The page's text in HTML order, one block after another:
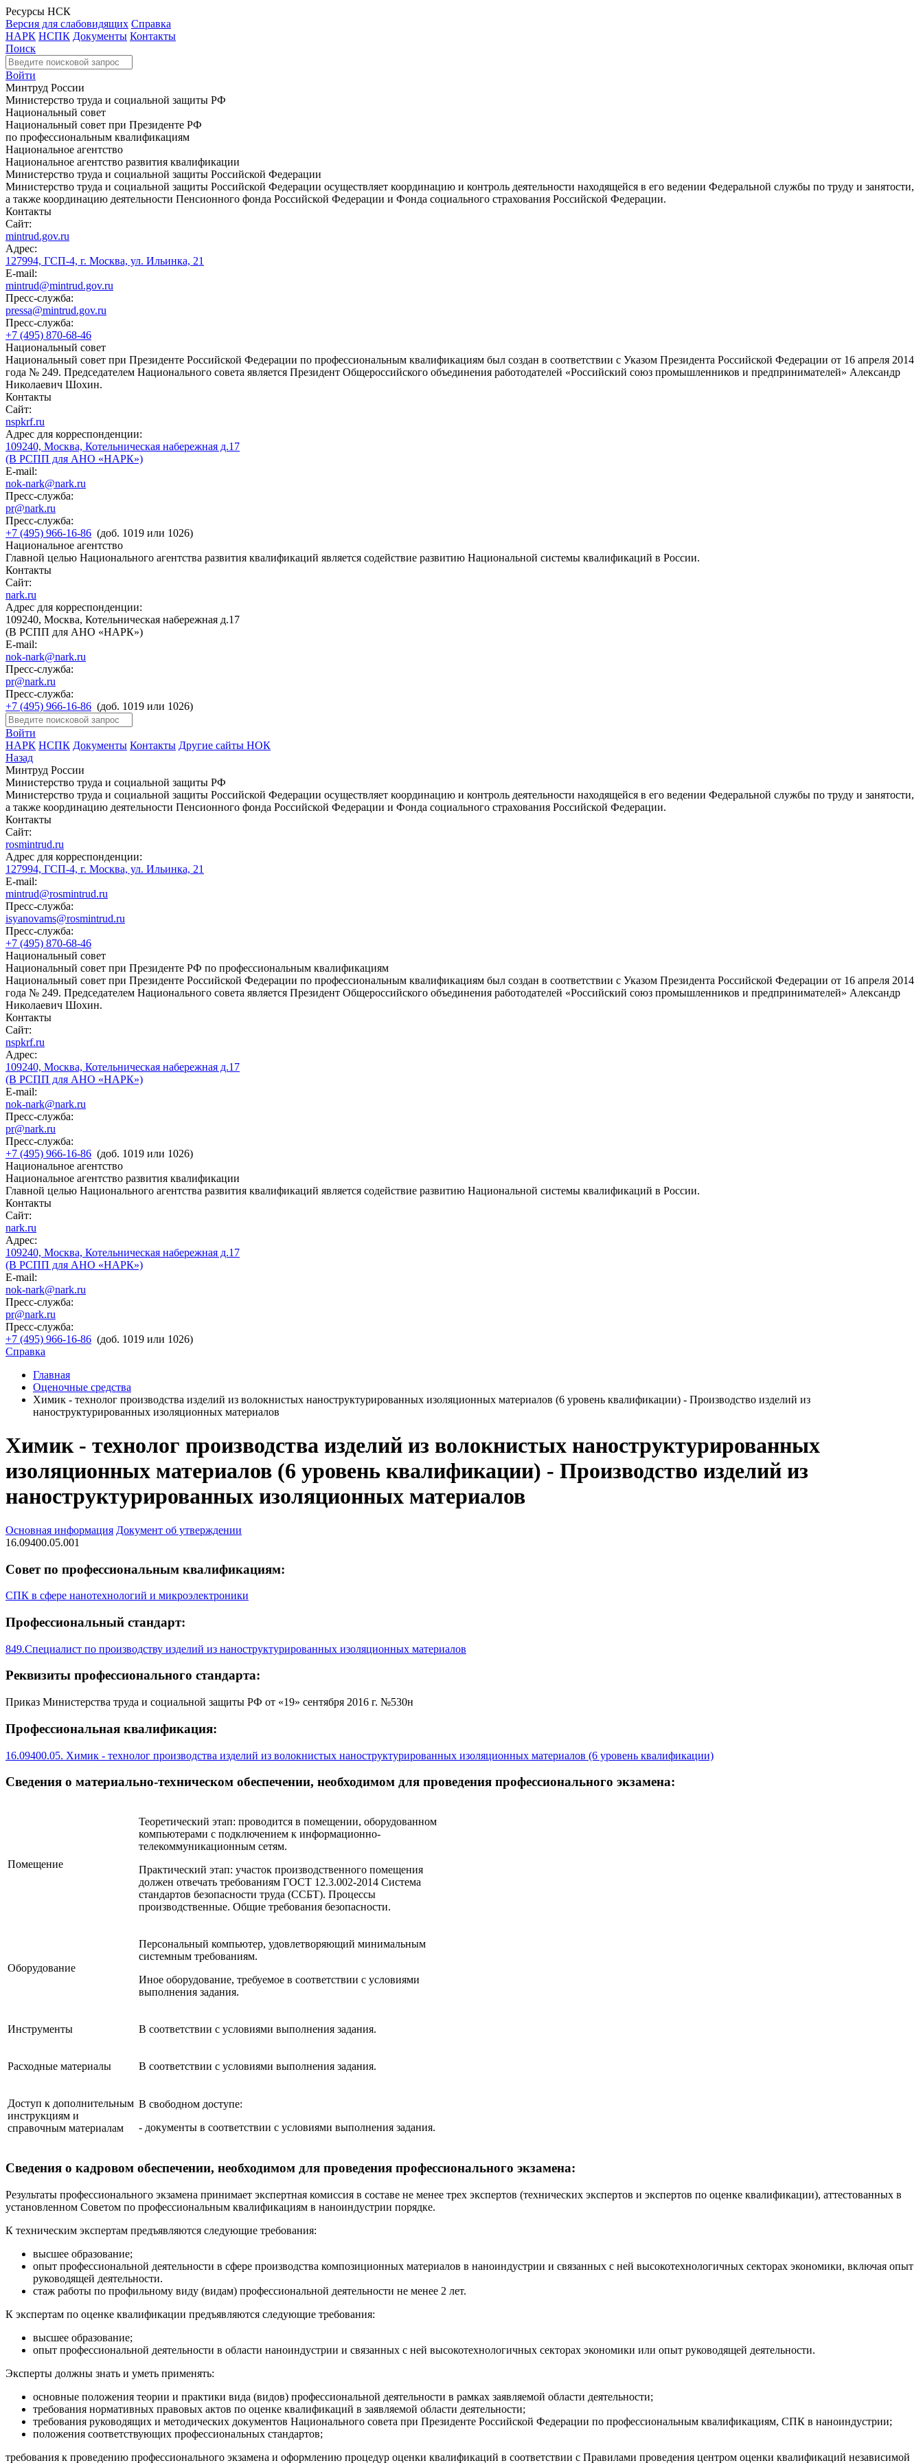
Ресурсы НСК
Версия для слабовидящих Справка
НАРК НСПК Документы Контакты
Поиск
Войти
Минтруд России
Министерство труда и социальной защиты РФ
Национальный совет
Национальный совет при Президенте РФ
по профессиональным квалификациям
Национальное агентство
Национальное агентство развития квалификации
Министерство труда и социальной защиты Российской Федерации
Министерство труда и социальной защиты Российской Федерации осуществляет координацию и контроль деятельности находящейся в его ведении Федеральной службы по труду и занятости,
а также координацию деятельности Пенсионного фонда Российской Федерации и Фонда социального страхования Российской Федерации.
Контакты
Сайт:
mintrud.gov.ru
Адрес:
127994, ГСП-4, г. Москва, ул. Ильинка, 21
E-mail:
mintrud@mintrud.gov.ru
Пресс-служба:
pressa@mintrud.gov.ru
Пресс-служба:
+7 (495) 870-68-46
Национальный совет
Национальный совет при Президенте Российской Федерации по профессиональным квалификациям был создан в соответствии с Указом Президента Российской Федерации от 16 апреля 2014
года № 249. Председателем Национального совета является Президент Общероссийского объединения работодателей «Российский союз промышленников и предпринимателей» Александр
Николаевич Шохин.
Контакты
Сайт:
nspkrf.ru
Адрес для корреспонденции:
109240, Москва, Котельническая набережная д.17
(В РСПП для АНО «НАРК»)
E-mail:
nok-nark@nark.ru
Пресс-служба:
pr@nark.ru
Пресс-служба:
+7 (495) 966-16-86 (доб. 1019 или 1026)
Национальное агентство
Главной целью Национального агентства развития квалификаций является содействие развитию Национальной системы квалификаций в России.
Контакты
Сайт:
nark.ru
Адрес для корреспонденции:
109240, Москва, Котельническая набережная д.17
(В РСПП для АНО «НАРК»)
E-mail:
nok-nark@nark.ru
Пресс-служба:
pr@nark.ru
Пресс-служба:
+7 (495) 966-16-86 (доб. 1019 или 1026)
Войти
НАРК НСПК Документы Контакты Другие сайты НОК
Назад
Минтруд России
Министерство труда и социальной защиты РФ
Министерство труда и социальной защиты Российской Федерации осуществляет координацию и контроль деятельности находящейся в его ведении Федеральной службы по труду и занятости,
а также координацию деятельности Пенсионного фонда Российской Федерации и Фонда социального страхования Российской Федерации.
Контакты
Сайт:
rosmintrud.ru
Адрес для корреспонденции:
127994, ГСП-4, г. Москва, ул. Ильинка, 21
E-mail:
mintrud@rosmintrud.ru
Пресс-служба:
isyanovams@rosmintrud.ru
Пресс-служба:
+7 (495) 870-68-46
Национальный совет
Национальный совет при Президенте РФ по профессиональным квалификациям
Национальный совет при Президенте Российской Федерации по профессиональным квалификациям был создан в соответствии с Указом Президента Российской Федерации от 16 апреля 2014
года № 249. Председателем Национального совета является Президент Общероссийского объединения работодателей «Российский союз промышленников и предпринимателей» Александр
Николаевич Шохин.
Контакты
Сайт:
nspkrf.ru
Адрес:
109240, Москва, Котельническая набережная д.17
(В РСПП для АНО «НАРК»)
E-mail:
nok-nark@nark.ru
Пресс-служба:
pr@nark.ru
Пресс-служба:
+7 (495) 966-16-86 (доб. 1019 или 1026)
Национальное агентство
Национальное агентство развития квалификации
Главной целью Национального агентства развития квалификаций является содействие развитию Национальной системы квалификаций в России.
Контакты
Сайт:
nark.ru
Адрес:
109240, Москва, Котельническая набережная д.17
(В РСПП для АНО «НАРК»)
E-mail:
nok-nark@nark.ru
Пресс-служба:
pr@nark.ru
Пресс-служба:
+7 (495) 966-16-86 (доб. 1019 или 1026)
Справка
Главная
Оценочные средства
Химик - технолог производства изделий из волокнистых наноструктурированных изоляционных материалов (6 уровень квалификации) - Производство изделий из
наноструктурированных изоляционных материалов
Химик - технолог производства изделий из волокнистых наноструктурированных
изоляционных материалов (6 уровень квалификации) - Производство изделий из
наноструктурированных изоляционных материалов
Основная информация Документ об утверждении
16.09400.05.001
Совет по профессиональным квалификациям:
СПК в сфере нанотехнологий и микроэлектроники
Профессиональный стандарт:
849.Специалист по производству изделий из наноструктурированных изоляционных материалов
Реквизиты профессионального стандарта:
Приказ Министерства труда и социальной защиты РФ от «19» сентября 2016 г. №530н
Профессиональная квалификация:
16.09400.05. Химик - технолог производства изделий из волокнистых наноструктурированных изоляционных материалов (6 уровень квалификации)
Сведения о материально-техническом обеспечении, необходимом для проведения профессионального экзамена:
Помещение
Теоретический этап: проводится в помещении, оборудованном
компьютерами с подключением к информационно-
телекоммуникационным сетям.
Практический этап: участок производственного помещения
должен отвечать требованиям ГОСТ 12.3.002-2014 Система
стандартов безопасности труда (ССБТ). Процессы
производственные. Общие требования безопасности.
Оборудование
Персональный компьютер, удовлетворяющий минимальным
системным требованиям.
Иное оборудование, требуемое в соответствии с условиями
выполнения задания.
Инструменты В соответствии с условиями выполнения задания.
Расходные материалы В соответствии с условиями выполнения задания.
Доступ к дополнительным
инструкциям и
справочным материалам
В свободном доступе:
- документы в соответствии с условиями выполнения задания.
Сведения о кадровом обеспечении, необходимом для проведения профессионального экзамена:
Результаты профессионального экзамена принимает экспертная комиссия в составе не менее трех экспертов (технических экспертов и экспертов по оценке квалификации), аттестованных в
установленном Советом по профессиональным квалификациям в наноиндустрии порядке.
К техническим экспертам предъявляются следующие требования:
высшее образование;
опыт профессиональной деятельности в сфере производства композиционных материалов в наноиндустрии и связанных с ней высокотехнологичных секторах экономики, включая опыт
руководящей деятельности.
стаж работы по профильному виду (видам) профессиональной деятельности не менее 2 лет.
К экспертам по оценке квалификации предъявляются следующие требования:
высшее образование;
опыт профессиональной деятельности в области наноиндустрии и связанных с ней высокотехнологичных секторах экономики или опыт руководящей деятельности.
Эксперты должны знать и уметь применять:
основные положения теории и практики вида (видов) профессиональной деятельности в рамках заявляемой области деятельности;
требования нормативных правовых актов по оценке квалификаций в заявляемой области деятельности;
требования руководящих и методических документов Национального совета при Президенте Российской Федерации по профессиональным квалификациям, СПК в наноиндустрии;
положения соответствующих профессиональных стандартов;
требования к проведению профессионального экзамена и оформлению процедур оценки квалификаций в соответствии с Правилами проведения центром оценки квалификаций независимой